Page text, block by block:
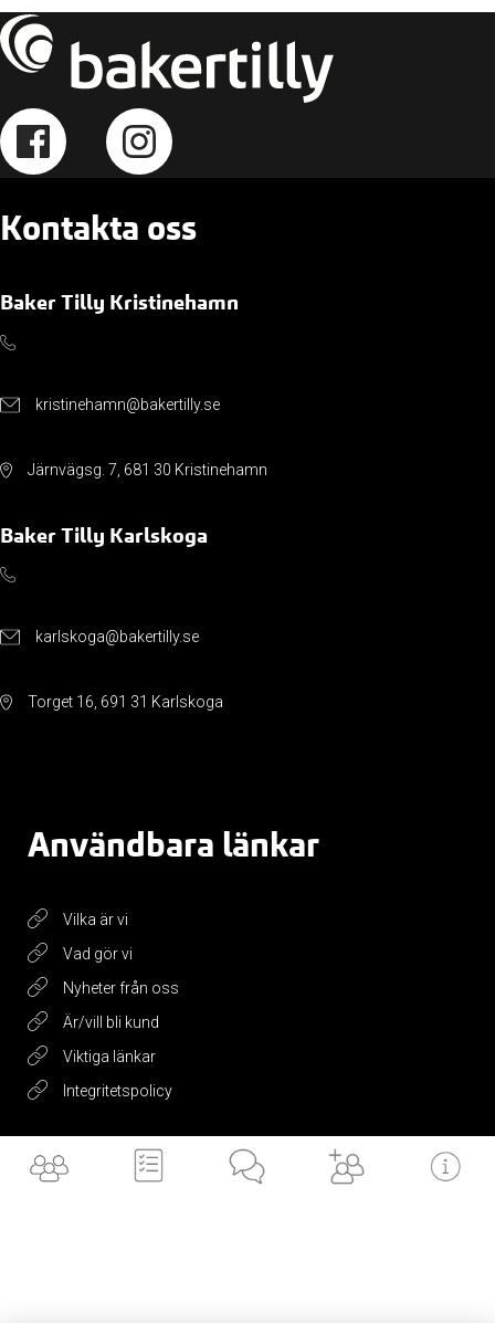
Kontakta oss
Baker Tilly Kristinehamn
kristinehamn@bakertilly.se
Järnvägsg. 7, 681 30 Kristinehamn
Baker Tilly Karlskoga
karlskoga@bakertilly.se
Torget 16, 691 31 Karlskoga
Användbara länkar
Vilka är vi
Vad gör vi
Nyheter från oss
Är/vill bli kund
Viktiga länkar
Integritetspolicy